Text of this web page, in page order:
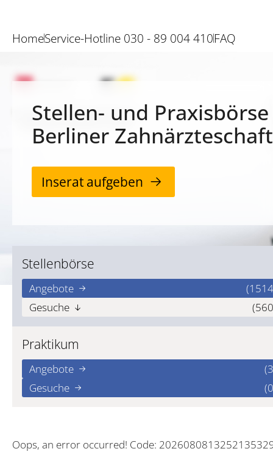
HomeService-Hotline 030 - 89 004 410FAQ
Stellen- und
Berliner Zahnärzteschaft
Inserat aufgeben
Stellenbörse
Angebote
Gesuche
Praktikum
Angebote
Gesuche
Oops, an error occurred! Code: